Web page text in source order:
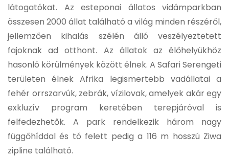
látogatókat. Az esteponai állatos vidámparkban
összesen 2000 állat található a világ minden részéről,
jellemzően kihalás szélén álló veszélyeztetett
fajoknak ad otthont. Az állatok az élőhelyükhöz
hasonló körülmények között élnek. A Safari Serengeti
területen élnek Afrika legismertebb vadállatai a
fehér orrszarvúk, zebrák, vízilovak, amelyek akár egy
exkluzív program keretében terepjáróval is
felfedezhetők. A park rendelkezik három nagy
függőhíddal és tó felett pedig a 116 m hosszú Ziwa
zipline található.